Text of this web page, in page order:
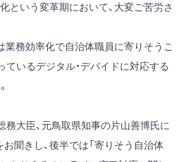
という変革期において、大変ご苦労さ
業務効率化で自治体職員に寄りそうこ
ているデジタル・デバイドに対応する
務大臣、元鳥取県知事の片山善博氏に
聞きし、後半では「寄りそう自治体